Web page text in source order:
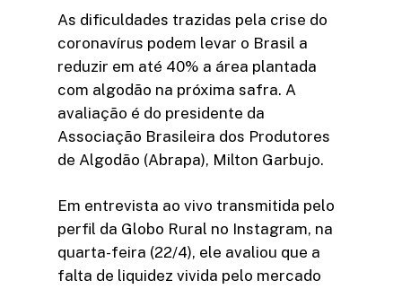
As dificuldades trazidas pela crise do
coronavírus podem levar o Brasil a
reduzir em até 40% a área plantada
com algodão na próxima safra. A
avaliação é do presidente da
Associação Brasileira dos Produtores
de Algodão (Abrapa), Milton Garbujo.
Em entrevista ao vivo transmitida pelo
perfil da Globo Rural no Instagram, na
quarta-feira (22/4), ele avaliou que a
falta de liquidez vivida pelo mercado